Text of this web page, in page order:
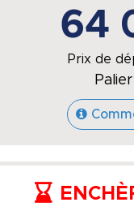
64
Prix de
Palier